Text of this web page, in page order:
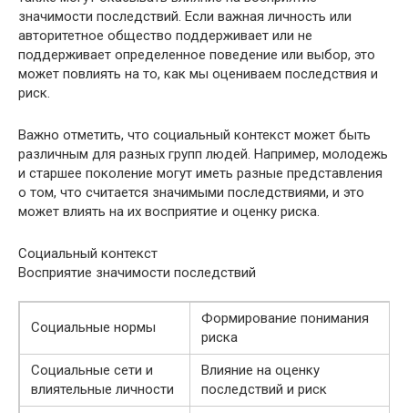
значимости последствий. Если важная личность или
авторитетное общество поддерживает или не
поддерживает определенное поведение или выбор, это
может повлиять на то, как мы оцениваем последствия и
риск.
Важно отметить, что социальный контекст может быть
различным для разных групп людей. Например, молодежь
и старшее поколение могут иметь разные представления
о том, что считается значимыми последствиями, и это
может влиять на их восприятие и оценку риска.
Социальный контекст
Восприятие значимости последствий
Социальные нормы
Формирование понимания
риска
Социальные сети и
влиятельные личности
Влияние на оценку
последствий и риск